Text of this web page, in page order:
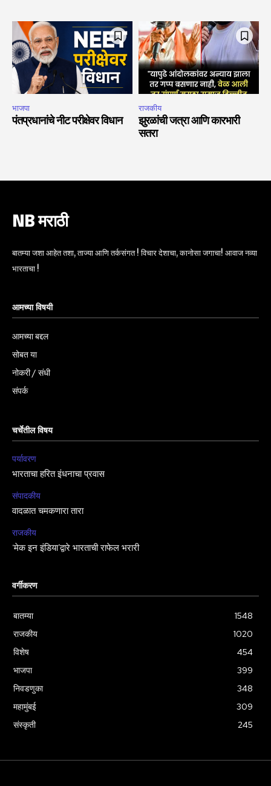
भाजपा
पंतप्रधानांचे नीट परीक्षेवर विधान
राजकीय
झुरळांची जत्रा आणि कारभारी
सतरा
NB मराठी
बातम्या जशा आहेत तशा, ताज्या आणि तर्कसंगत ! विचार देशाचा, कानोसा जगाचा! आवाज नव्या
भारताचा !
आमच्या विषयी
आमच्या बद्दल
सोबत या
नोकरी / संधी
संपर्क
चर्चेतील विषय
पर्यावरण
भारताचा हरित इंधनाचा प्रवास
संपादकीय
वादळात चमकणारा तारा
राजकीय
‘मेक इन इंडिया’द्वारे भारताची राफेल भरारी
वर्गीकरण
बातम्या
1548
राजकीय
1020
विशेष
454
भाजपा
399
निवडणुका
348
महामुंबई
309
संस्कृती
245